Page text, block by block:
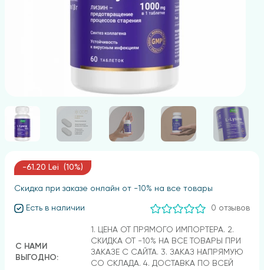
-61.20 Lei (10%)
Скидка при заказе онлайн от -10% на все товары
Есть в наличии 0 отзывов
С НАМИ
ВЫГОДНО:
1. ЦЕНА ОТ ПРЯМОГО ИМПОРТЕРА. 2.
СКИДКА ОТ -10% НА ВСЕ ТОВАРЫ ПРИ
ЗАКАЗЕ С САЙТА. 3. ЗАКАЗ НАПРЯМУЮ
СО СКЛАДА. 4. ДОСТАВКА ПО ВСЕЙ